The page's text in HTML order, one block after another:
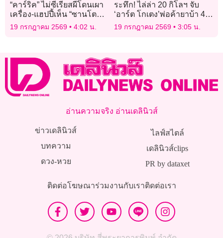
“คาร์ริค” ไม่ซีเรียสผีโดนเผา
เครื่อง-แฮปปี้เห็น “ซานโตส”
ประเดิมสนาม
19 กรกฎาคม 2569 4:02 น.
ระทึก! ไล่ล่า 20 กิโลฯ จับ
‘อาร์ต โกเตง’พ่อค้ายาบ้า 4
หมายจับ ค่าหัว 3 แสน
19 กรกฎาคม 2569 3:05 น.
อ่านความจริง อ่านเดลินิวส์
ข่าวเดลินิวส์
บทความ
ดวง-หวย
ไลฟ์สไตล์
เดลินิวส์clips
PR by dataxet
ติดต่อโฆษณาร่วมงานกับเราติดต่อเรา